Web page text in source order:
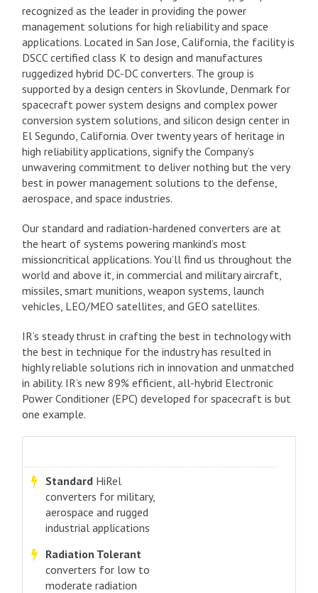
recognized as the leader in providing the power
management solutions for high reliability and space
applications. Located in San Jose, California, the facility is
DSCC certified class K to design and manufactures
ruggedized hybrid DC-DC converters. The group is
supported by a design centers in Skovlunde, Denmark for
spacecraft power system designs and complex power
conversion system solutions, and silicon design center in
El Segundo, California. Over twenty years of heritage in
high reliability applications, signify the Company’s
unwavering commitment to deliver nothing but the very
best in power management solutions to the defense,
aerospace, and space industries.
Our standard and radiation-hardened converters are at
the heart of systems powering mankind’s most
missioncritical applications. You’ll find us throughout the
world and above it, in commercial and military aircraft,
missiles, smart munitions, weapon systems, launch
vehicles, LEO/MEO satellites, and GEO satellites.
IR’s steady thrust in crafting the best in technology with
the best in technique for the industry has resulted in
highly reliable solutions rich in innovation and unmatched
in ability. IR’s new 89% efficient, all-hybrid Electronic
Power Conditioner (EPC) developed for spacecraft is but
one example.
StandardHiRel
converters for military,
aerospace and rugged
industrial applications
Radiation Tolerant
converters for low to
moderate radiation